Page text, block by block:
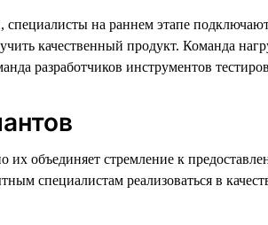
на раннем этапе
качественный продукт. Команда
разработчиков инструментов
объединяет стремление к
специалистам реализоваться в